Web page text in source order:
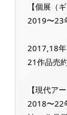
【個展（
2019〜23
2017,18年
21作品売約
【現代ア
2018〜22